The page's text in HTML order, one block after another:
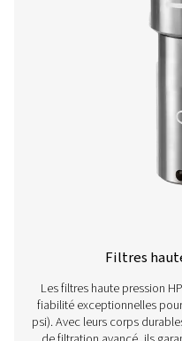
Les filtres haute
exceptionnelle
pouvant atteindre
aluminium ou en